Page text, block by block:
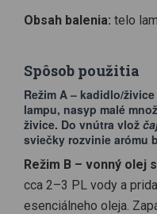
Obsah balenia: telo
Spôsob použitia
Režim A – kadidlo/
lampu, nasyp malé
živice. Do vnútra vlož
sviečky rozvinie arómu
Režim B – vonný olej
cca 2–3 PL vody a
esenciálneho oleja.